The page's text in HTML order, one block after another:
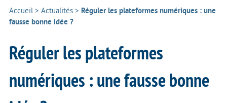
Accueil> Actualités > Réguler les plateformes numériques : une
fausse bonne idée ?
Réguler les plateformes
numériques : une fausse bonne